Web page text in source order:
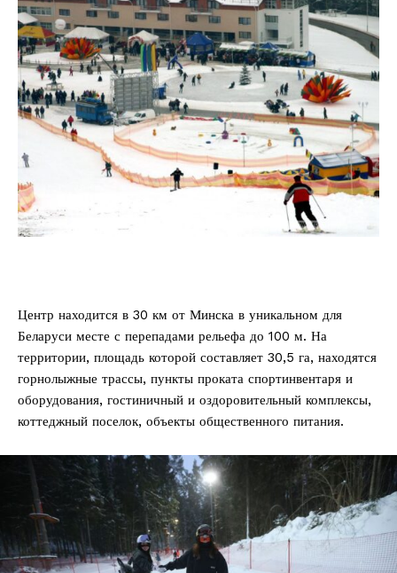
Центр находится в 30 км от Минска в уникальном для
Беларуси месте с перепадами рельефа до 100 м. На
территории, площадь которой составляет 30,5 га, находятся
горнолыжные трассы, пункты проката спортинвентаря и
оборудования, гостиничный и оздоровительный комплексы,
коттеджный поселок, объекты общественного питания.